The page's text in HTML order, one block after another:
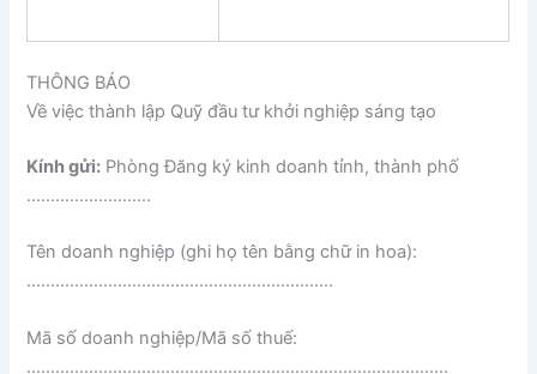
THÔNG BÁO
Về việc thành lập Quỹ đầu tư khởi nghiệp sáng tạo
Kính gửi: Phòng Đăng ký kinh doanh tỉnh, thành phố
……………………..
Tên doanh nghiệp (ghi họ tên bằng chữ in hoa):
……………………………………………………….
Mã số doanh nghiệp/Mã số thuế:
…………………………………………………………………………….